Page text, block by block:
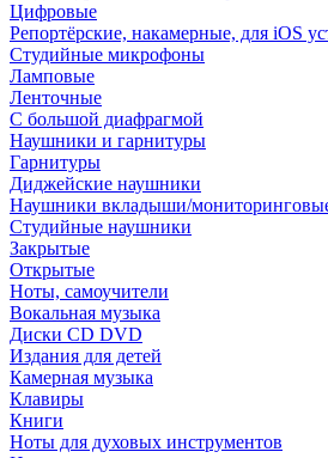
Цифровые
Репортёрские, накамерные, для iOS
Студийные микрофоны
Ламповые
Ленточные
С большой диафрагмой
Наушники и гарнитуры
Гарнитуры
Диджейские наушники
Наушники вкладыши/
Студийные наушники
Закрытые
Открытые
Ноты, самоучители
Вокальная музыка
Диски CD DVD
Издания для детей
Камерная музыка
Клавиры
Книги
Ноты для духовых инструментов